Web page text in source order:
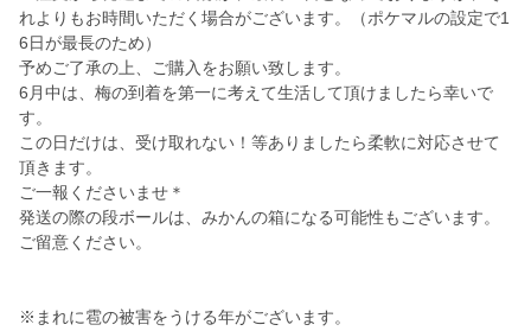
れよりもお時間いただく場合がございます。（ポケマルの設定で1
6日が最長のため）
予めご了承の上、ご購入をお願い致します。
6月中は、梅の到着を第一に考えて生活して頂けましたら幸いで
す。
この日だけは、受け取れない！等ありましたら柔軟に対応させて
頂きます。
ご一報くださいませ＊
発送の際の段ボールは、みかんの箱になる可能性もございます。
ご留意ください。
※まれに雹の被害をうける年がございます。